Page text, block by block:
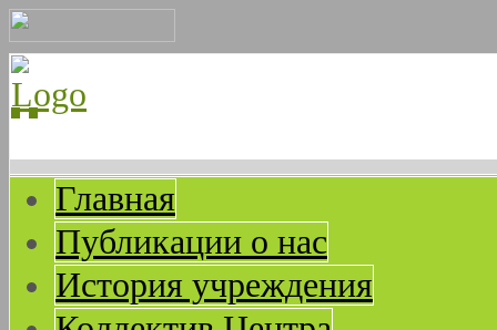
Главная
Публикации о нас
История учреждения